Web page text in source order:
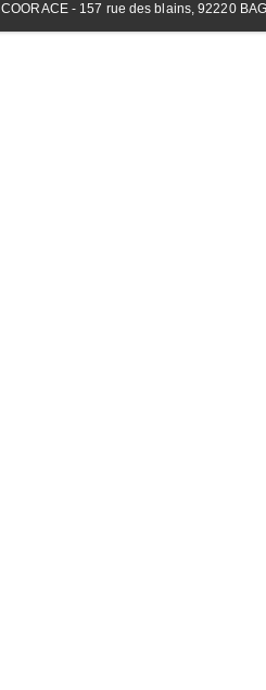
COORACE - 157 rue des blains, 92220